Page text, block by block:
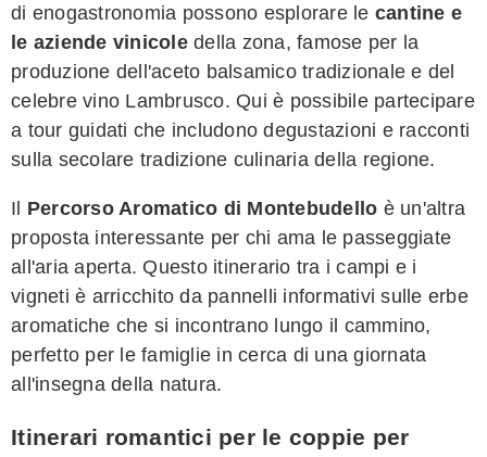
di enogastronomia possono esplorare le cantine e
le aziende vinicoledella zona, famose per la
produzione dell'aceto balsamico tradizionale e del
celebre vino Lambrusco. Qui è possibile partecipare
a tour guidati che includono degustazioni e racconti
sulla secolare tradizione culinaria della regione.
Il Percorso Aromatico di Montebudello è un'altra
proposta interessante per chi ama le passeggiate
all'aria aperta. Questo itinerario tra i campi e i
vigneti è arricchito da pannelli informativi sulle erbe
aromatiche che si incontrano lungo il cammino,
perfetto per le famiglie in cerca di una giornata
all'insegna della natura.
Itinerari romantici per le coppie per